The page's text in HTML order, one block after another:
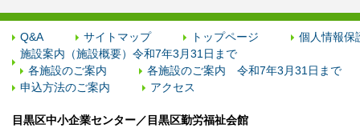
Q&A サイトマップ トップページ
個人情報保
施設案内（施設概要）令和7年3月31日まで
各施設のご案内
各施設のご案内 令和7年3月31日まで
申込方法のご案内
アクセス
目黒区中小企業センター／目黒区勤労福祉会館